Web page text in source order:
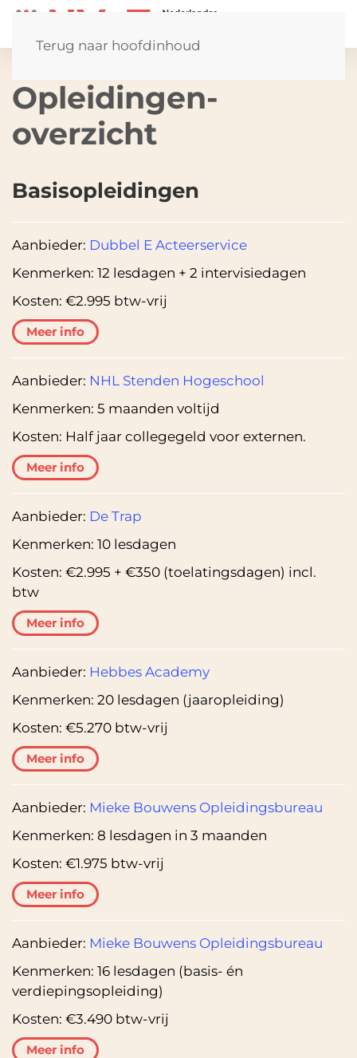
Terug naar hoofdinhoud
Opleidingen­
overzicht
Basisopleidingen
Aanbieder: Dubbel E Acteerservice
Kenmerken: 12 lesdagen + 2 intervisiedagen
Kosten: €2.995 btw-vrij
Meer info
Aanbieder: NHL Stenden Hogeschool
Kenmerken: 5 maanden voltijd
Kosten: Half jaar collegegeld voor externen.
Meer info
Aanbieder: De Trap
Kenmerken: 10 lesdagen
Kosten: €2.995 + €350 (toelatingsdagen) incl.
btw
Meer info
Aanbieder: Hebbes Academy
Kenmerken: 20 lesdagen (jaaropleiding)
Kosten: €5.270 btw-vrij
Meer info
Aanbieder: Mieke Bouwens Opleidingsbureau
Kenmerken: 8 lesdagen in 3 maanden
Kosten: €1.975 btw-vrij
Meer info
Aanbieder: Mieke Bouwens Opleidingsbureau
Kenmerken: 16 lesdagen (basis- én
verdiepingsopleiding)
Kosten: €3.490 btw-vrij
Meer info